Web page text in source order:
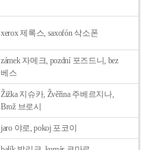
xerox 제록스, saxofón 삭소폰
zámek 자메크, pozdní 포즈드니, bez
베스
Žižka 지슈카, Žvěřina 주베르지나,
Brož 브로시
jaro 야로, pokoj 포코이